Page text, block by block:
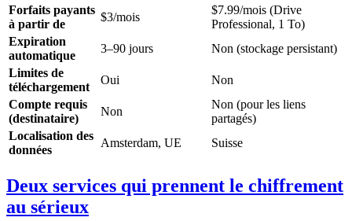
Forfaits payants
à partir de
$3/mois
$7.99/mois (Drive
Professional, 1 To)
Expiration
automatique
3–90 jours
Non (stockage persistant)
Limites de
téléchargement
Oui
Non
Compte requis
(destinataire)
Non
Non (pour les liens
partagés)
Localisation des
données
Amsterdam, UE Suisse
Deux services qui prennent le chiffrement
au sérieux